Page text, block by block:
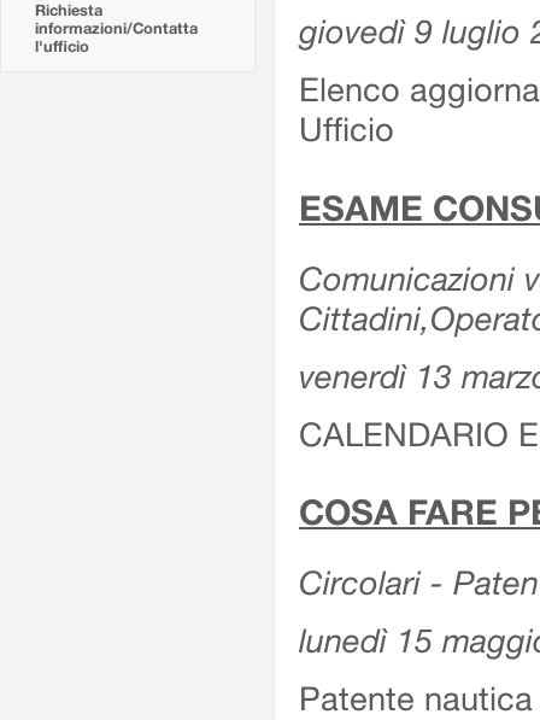
Richiesta
informazioni/Contatta
l'ufficio
giovedì 9 luglio
Elenco
Ufficio
ESAME
Comunicazioni
venerdì 13
CALENDARIO
COSA FARE
Circolari -
lunedì 15
Patente